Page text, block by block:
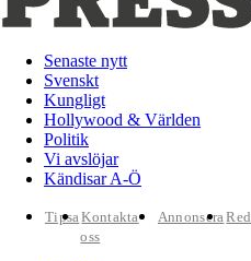
Senaste nytt
Svenskt
Kungligt
Hollywood & Världen
Politik
Vi avslöjar
Kändisar A-Ö
TipsaKontakta
oss
Annonsera